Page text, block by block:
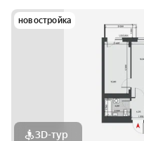
новостройка
3D-тур